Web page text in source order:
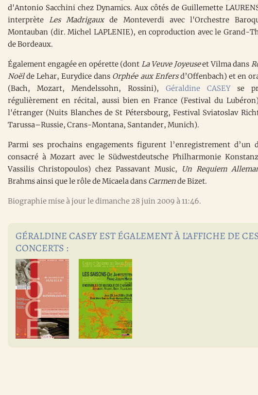
d'Antonio Sacchini chez Dynamics. Aux côtés de Guillemette
interprète
Les Madrigauxde Monteverdi avec l'Orchestre
Montauban (dir. Michel LAPLENIE), en coproduction avec le Grand-
de Bordeaux.
Également engagée en opérette (dont La Veuve Joyeuseet Vilma dans
Noëlde Lehar, Eurydice dans Orphée aux Enfersd’Offenbach) et en
(Bach, Mozart, Mendelssohn, Rossini), Géraldine CASEYse
régulièrement en récital, aussi bien en France (Festival du
l'étranger (Nuits Blanches de St Pétersbourg, Festival Sviatoslav
Tarussa–Russie, Crans-Montana, Santander, Munich).
Parmi ses prochains engagements figurent l’enregistrement d’un
consacré à Mozart avec le Südwestdeutsche Philharmonie
Vassilis Christopoulos) chez Passavant Music,
Un Requiem
Brahms ainsi que le rôle de Micaela dans Carmende Bizet.
Biographie mise à jour le dimanche 28 juin 2009 à 11:46.
GÉRALDINE CASEY EST ÉGALEMENT À L'AFFICHE DE
CONCERTS :